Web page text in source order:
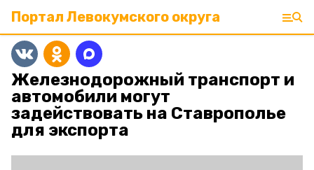
Портал Левокумского округа
Железнодорожный транспорт и
автомобили могут
задействовать на Ставрополье
для экспорта